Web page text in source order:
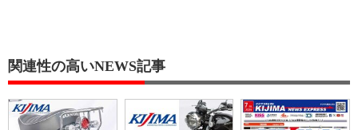
関連性の高いNEWS記事